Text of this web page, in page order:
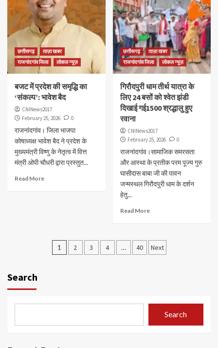
छत्तीसगढ़
ताज़ा खबर
राजनांदगांव जिला
लोकल न्यूज़
बजट में प्रदेश की समृद्धि का
‘संकल्प’: भावेश बैद
CNINews2017
February 25, 2026
0
राजनांदगांव। जिला भाजपा
कोषाध्यक्ष भावेश बैद ने प्रदेश के
मुख्यमंत्री विष्णु के नेतृत्व में वित्त
मंत्री ओपी चौधरी द्वारा प्रस्तुत...
Read More
छत्तीसगढ़
ताज़ा खबर
राजनांदगांव जिला
लोकल न्यूज़
गिरौदपुरी धाम तीर्थ यात्रा के
लिए 24 बसों को श्वेत झंडी
दिखाई गई1500 श्रद्धालु हुए
रवाना
CNINews2017
February 25, 2026
0
राजनांदगांव।सामाजिक समरसता
और आस्था के प्रतीक परम पूज्य गुरु
घासीदास बाबा जी की पावन
जन्मस्थल गिरौदपुरी धाम के दर्शन
हेतु...
Read More
Posts
1 2 3 4 … 40 Next
Search
Search